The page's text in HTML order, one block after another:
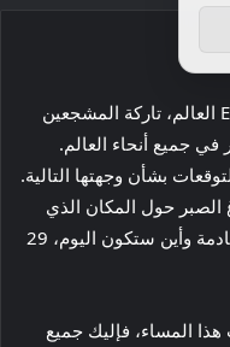
لقد اجتاحت جولة Eras Tour العالم، تاركة المشجعين
في جميع أنحاء العالم.
بشأن وجهتها التالية.
الصبر حول المكان الذي
ستظهر فيه تايلور سويفت في المرة القادمة وأين ستكون اليوم، 29
المساء، فإليك جميع